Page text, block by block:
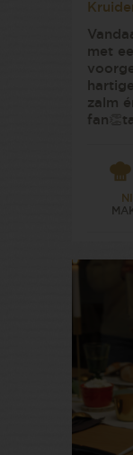
met
zalm